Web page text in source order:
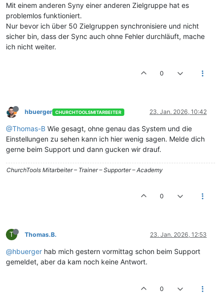
Mit einem anderen Syny einer anderen Zielgruppe hat es
problemlos funktioniert.
Nur bevor ich über 50 Zielgruppen synchronisiere und nicht
sicher bin, dass der Sync auch ohne Fehler durchläuft, mache
ich nicht weiter.
0
hbuerger CHURCHTOOLSMITARBEITER 23. Jan. 2026, 10:42
@Thomas-B Wie gesagt, ohne genau das System und die
Einstellungen zu sehen kann ich hier wenig sagen. Melde dich
gerne beim Support und dann gucken wir drauf.
ChurchTools Mitarbeiter – Trainer – Supporter – Academy
0
T Thomas.B. 23. Jan. 2026, 12:53
@hbuerger hab mich gestern vormittag schon beim Support
gemeldet, aber da kam noch keine Antwort.
0